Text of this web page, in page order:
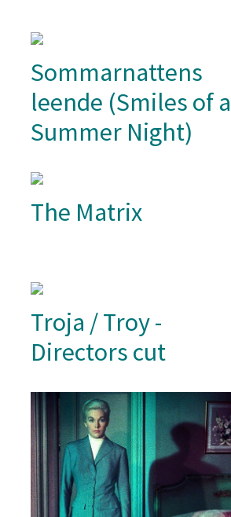
Sommarnattens
leende (Smiles of a
Summer Night)
The Matrix
Troja / Troy -
Directors cut